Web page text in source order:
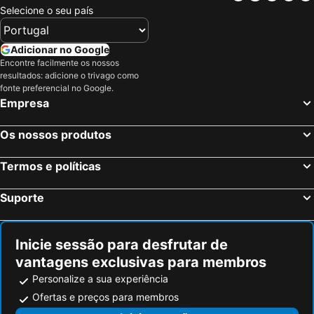
Amesterdão, Holanda do Norte Hotéis
Roterdão, Holanda Meridional Hotéis
Eindhoven, Brabante do Norte Hotéis
Utrecht, Utreque ou Utrecht Hotéis
Hoofddorp, Holanda do Norte Hotéis
Haia, Holanda Meridional Hotéis
Selecione o seu país
Adicionar no Google
Encontre facilmente os nossos
resultados: adicione o trivago como
fonte preferencial no Google.
Empresa
Os nossos produtos
Termos e políticas
Suporte
Inicie sessão para desfrutar de
vantagens exclusivas para membros
Personalize a sua experiência
Ofertas e preços para membros